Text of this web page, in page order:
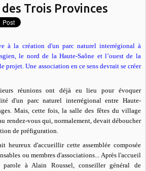
Trois Provinces
à la création d'un parc naturel interrégional à
le nord de la Haute-Saône et l’ouest de la
projet. Une association en ce sens devrait se créer
réunions ont déjà eu lieu pour évoquer
d'un parc naturel interrégional entre Haute-
Mais, cette fois, la salle des fêtes du village
rendez-vous qui, normalement, devait déboucher
de préfiguration.
heureux d'accueillir cette assemblée composée
ou membres d'associations... Après l'accueil
à Alain Roussel, conseiller général de